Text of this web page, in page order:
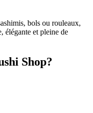
bols ou rouleaux,
élégante et pleine de
Shop?